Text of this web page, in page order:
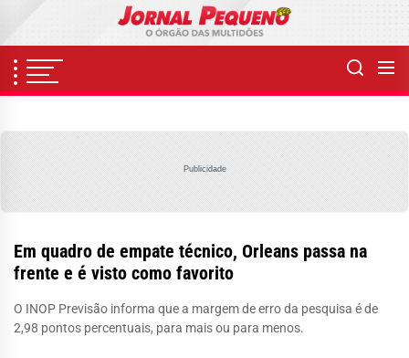
content
Publicidade
Em quadro de empate técnico, Orleans passa na
frente e é visto como favorito
O INOP Previsão informa que a margem de erro da pesquisa é de
2,98 pontos percentuais, para mais ou para menos.